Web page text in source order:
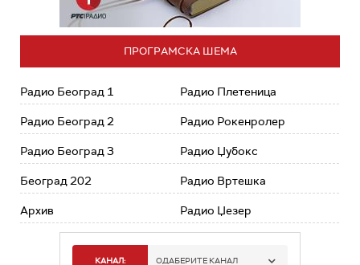
ПРОГРАМСКА ШЕМА
Радио Београд 1
Радио Београд 2
Радио Београд 3
Београд 202
Архив
Радио Плетеница
Радио Рокенролер
Радио Џубокс
Радио Вртешка
Радио Џезер
КАНАЛ: ОДАБЕРИТЕ КАНАЛ